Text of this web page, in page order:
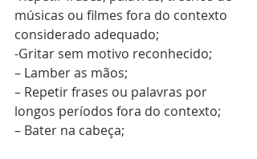
músicas ou filmes fora do contexto
considerado adequado;
-Gritar sem motivo reconhecido;
– Lamber as mãos;
– Repetir frases ou palavras por
longos períodos fora do contexto;
– Bater na cabeça;